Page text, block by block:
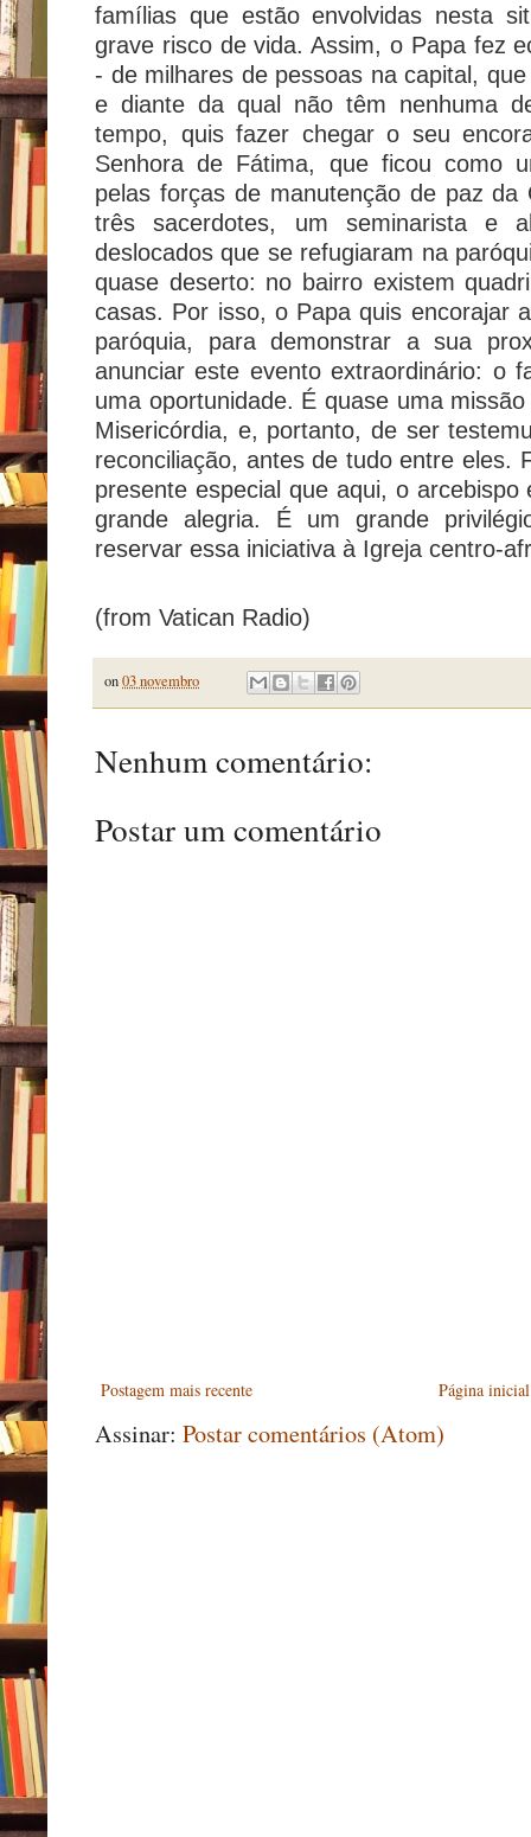
famílias que estão envolvidas nesta
grave risco de vida. Assim, o Papa fez
- de milhares de pessoas na capital,
e diante da qual não têm nenhuma
tempo, quis fazer chegar o seu
Senhora de Fátima, que ficou como
pelas forças de manutenção de paz
três sacerdotes, um seminarista e
deslocados que se refugiaram na
quase deserto: no bairro existem
casas. Por isso, o Papa quis encorajar
paróquia, para demonstrar a sua
anunciar este evento extraordinário: o
uma oportunidade. É quase uma
Misericórdia, e, portanto, de ser
reconciliação, antes de tudo entre eles.
presente especial que aqui, o
grande alegria. É um grande
reservar essa iniciativa à Igreja centro-
(from Vatican Radio)
on03 novembro
Nenhum comentário:
Postar um comentário
Postagem mais recente Página inicial
Assinar: Postar comentários (Atom)